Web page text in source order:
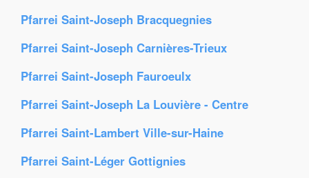
Pfarrei Saint-Joseph Bracquegnies
Pfarrei Saint-Joseph Carnières-Trieux
Pfarrei Saint-Joseph Fauroeulx
Pfarrei Saint-Joseph La Louvière - Centre
Pfarrei Saint-Lambert Ville-sur-Haine
Pfarrei Saint-Léger Gottignies